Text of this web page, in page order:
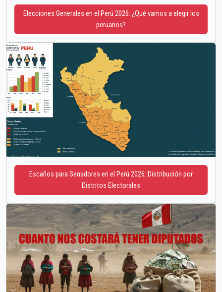
Elecciones Generales en el Perú 2026: ¿Qué vamos a elegir los
peruanos?
Escaños para Senadores en el Perú 2026: Distribución por
Distritos Electorales